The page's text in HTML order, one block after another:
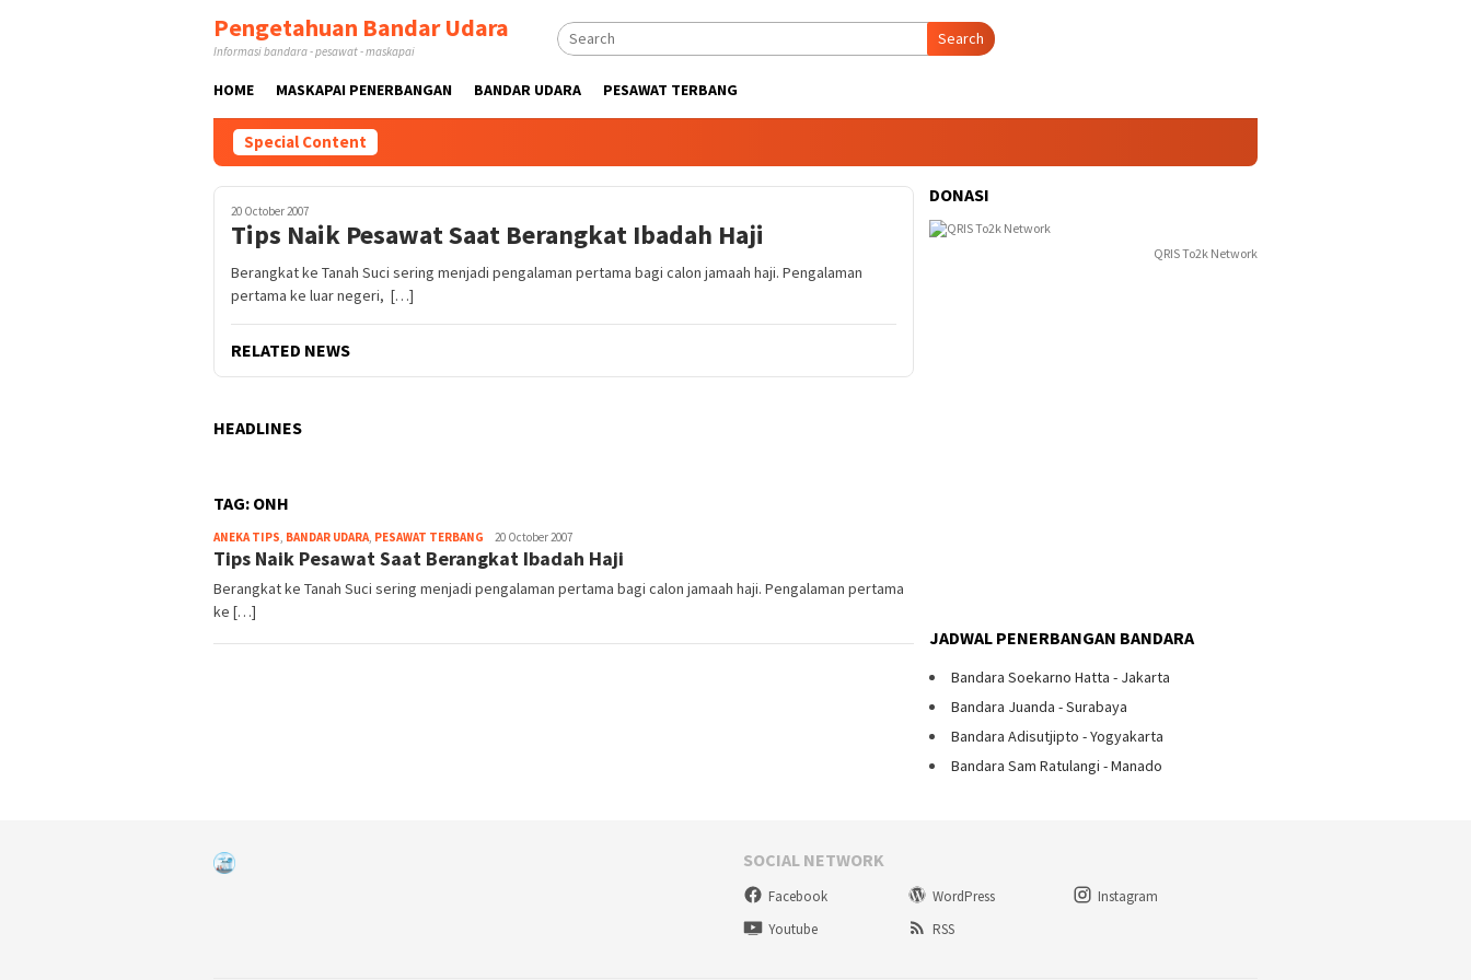
Pengetahuan Bandar Udara
Informasi bandara - pesawat - maskapai
Search
HOME MASKAPAI PENERBANGAN BANDAR UDARA PESAWAT TERBANG
Special Content
20 October 2007
Tips Naik Pesawat Saat Berangkat Ibadah Haji
Berangkat ke Tanah Suci sering menjadi pengalaman pertama bagi calon jamaah haji. Pengalaman
pertama ke luar negeri, […]
RELATED NEWS
HEADLINES
TAG: ONH
ANEKA TIPS, BANDAR UDARA, PESAWAT TERBANG Webmaster
20 October 2007
Tips Naik Pesawat Saat Berangkat Ibadah Haji
Berangkat ke Tanah Suci sering menjadi pengalaman pertama bagi calon jamaah haji. Pengalaman pertama
ke […]
DONASI
QRIS To2k Network
JADWAL PENERBANGAN BANDARA
Bandara Soekarno Hatta - Jakarta
Bandara Juanda - Surabaya
Bandara Adisutjipto - Yogyakarta
Bandara Sam Ratulangi - Manado
SOCIAL NETWORK
Facebook WordPress
Instagram
Youtube
RSS